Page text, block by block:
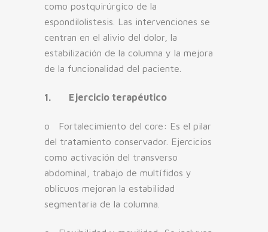
como postquirúrgico de la
espondilolistesis. Las intervenciones se
centran en el alivio del dolor, la
estabilización de la columna y la mejora
de la funcionalidad del paciente.
1. Ejercicio terapéutico
o Fortalecimiento del core: Es el pilar
del tratamiento conservador. Ejercicios
como activación del transverso
abdominal, trabajo de multífidos y
oblicuos mejoran la estabilidad
segmentaria de la columna.